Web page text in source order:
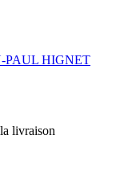
PAUL HIGNET
livraison